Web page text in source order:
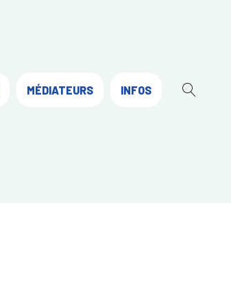
MÉDIATEURS INFOS